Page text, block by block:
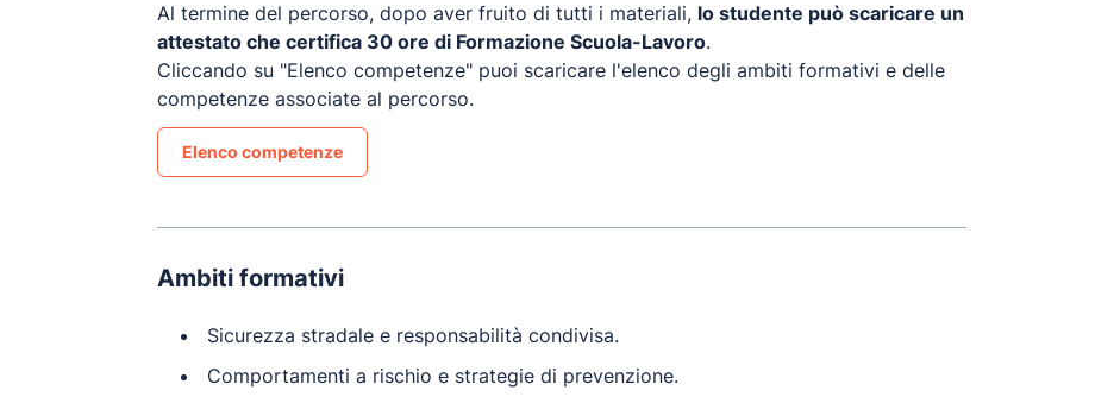
Al termine del percorso, dopo aver fruito di tutti i materiali, lo studente può scaricare un
attestato che certifica 30 ore di Formazione Scuola-Lavoro.
Cliccando su "Elenco competenze" puoi scaricare l'elenco degli ambiti formativi e delle
competenze associate al percorso.
Elenco competenze
Ambiti formativi
Sicurezza stradale e responsabilità condivisa.
Comportamenti a rischio e strategie di prevenzione.